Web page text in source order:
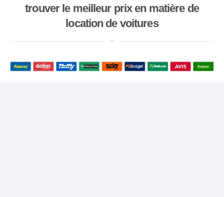
trouver le meilleur prix en matière de
location de voitures